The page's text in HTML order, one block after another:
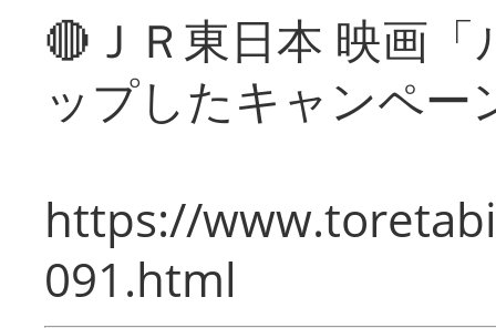
🔴ＪＲ東日本 映画
ップしたキャンペー
https://
091.html